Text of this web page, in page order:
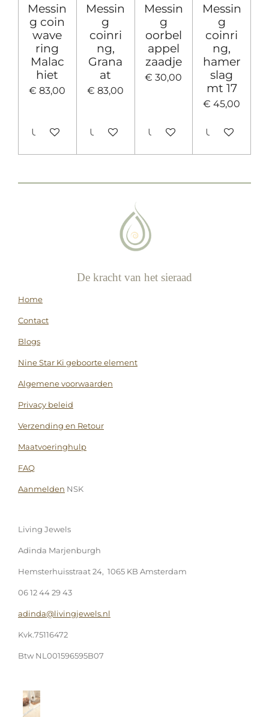
Messin
g coin
wave
ring
Malac
hiet
€ 83,00
Uitverkocht
Messin
g
coinri
ng,
Grana
at
€ 83,00
Uitverkocht
Messin
g
oorbel
appel
zaadje
€ 30,00
Uitverkocht
Messin
g
coinri
ng,
hamer
slag
mt 17
€ 45,00
Uitverkocht
De kracht van het sieraad
Home
Contact
Blogs
Nine Star Ki geboorte element
Algemene voorwaarden
Privacy beleid
Verzending en Retour
Maatvoeringhulp
FAQ
Aanmelden NSK
Living Jewels
Adinda Marjenburgh
Hemsterhuisstraat 24, 1065 KB Amsterdam
06 12 44 29 43
adinda@livingjewels.nl
Kvk.75116472
Btw NL001596595B07